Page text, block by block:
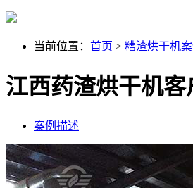
当前位置： 首页 > 糟渣烘干机案
江西药渣烘干机客
案例描述